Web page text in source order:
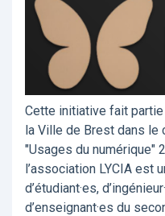
Cette initiative fait
la Ville de Brest dans le
"Usages du numérique"
l’association LYCIA est
d’étudiant·es,
d’enseignant·es du